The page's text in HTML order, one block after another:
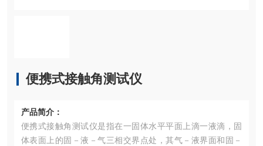
便携式接触角测试仪
产品简介：
便携式接触角测试仪是指在一固体水平平面上滴一液滴，固
体表面上的固－液－气三相交界点处，其气－液界面和固－